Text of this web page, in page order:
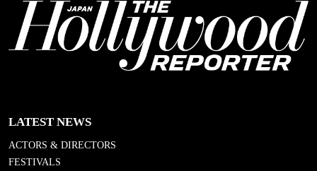
LATEST NEWS
ACTORS & DIRECTORS
FESTIVALS